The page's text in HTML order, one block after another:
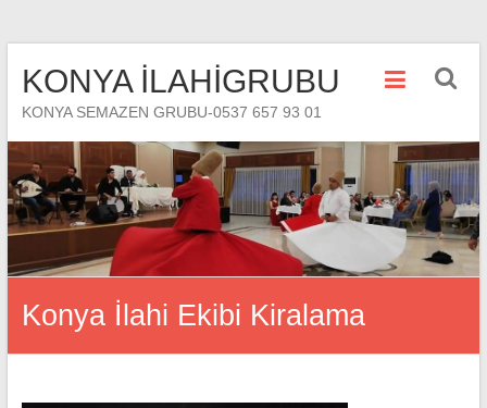
KONYA İLAHİGRUBU
KONYA SEMAZEN GRUBU-0537 657 93 01
Konya İlahi Ekibi Kiralama